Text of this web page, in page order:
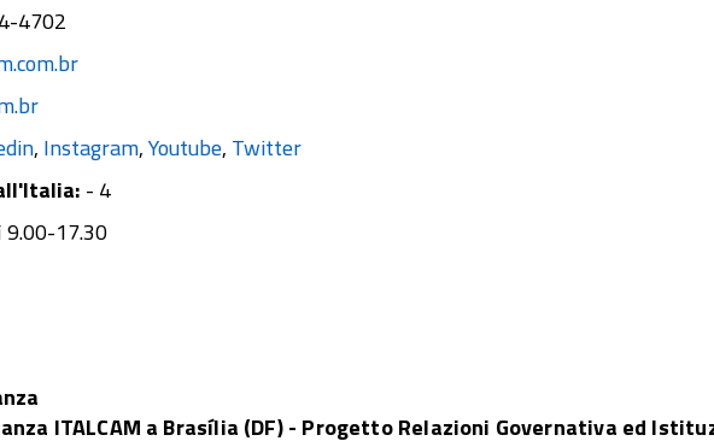
4702
Instagram Youtube Twitter
- 4
9.00 17.30
ITALCAM a Brasília (DF) - Progetto Relazioni Governativa ed